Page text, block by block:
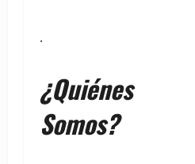
.
¿Quiénes
Somos?